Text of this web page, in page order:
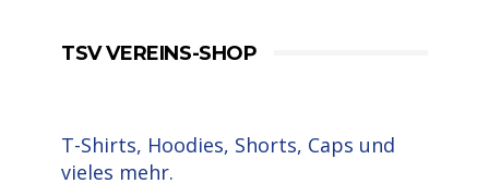
TSV VEREINS-SHOP
T-Shirts, Hoodies, Shorts, Caps und
vieles mehr.